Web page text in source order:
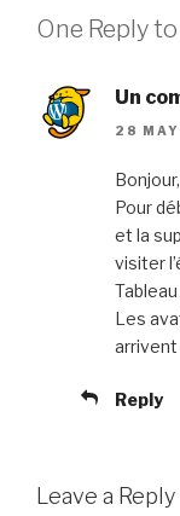
One Reply
Un
28
Pour
et la
visiter
Les
arrivent
Reply
Leave a Reply